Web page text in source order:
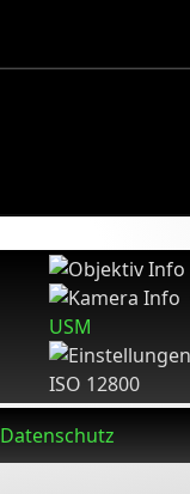
USM
ISO 12800
Datenschutz